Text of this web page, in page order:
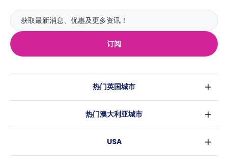
订阅
热门英国城市
伦敦
热门澳大利亚城市
USA